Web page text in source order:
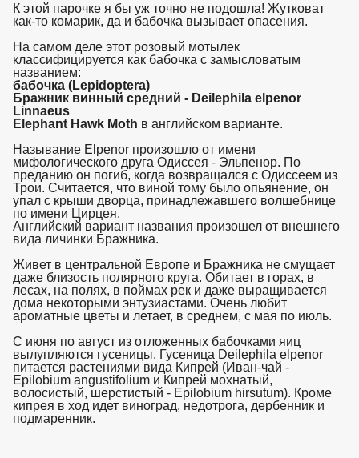
К этой парочке я бы уж точно не подошла! Жутковат
как-то комарик, да и бабочка вызывает опасения.
На самом деле этот розовый мотылек
классифицируется как бабочка с замысловатым
названием:
бабочка (Lepidoptera)
Бражник винный средний - Deilephila elpenor
Linnaeus
Elephant Hawk Moth в английском варианте.
Называние Elpenor произошло от имени
мифологического друга Одиссея - Эльпенор. По
преданию он погиб, когда возвращался с Одиссеем из
Трои. Считается, что виной тому было опьянение, он
упал с крыши дворца, принадлежавшего волшебнице
по имени Цирцея.
Английский вариант названия произошел от внешнего
вида личинки Бражника.
Живет в центральной Европе и Бражника не смущает
даже близость полярного круга. Обитает в горах, в
лесах, на полях, в поймах рек и даже выращивается
дома некоторыми энтузиастами. Очень любит
ароматные цветы и летает, в среднем, с мая по июль.
С июня по август из отложенных бабочками яиц
вылупляются гусеницы. Гусеница Deilephila elpenor
питается растениями вида Кипрей (Иван-чай -
Epilobium angustifolium и Кипрей мохнатый,
волосистый, шерстистый - Epilobium hirsutum). Кроме
кипрея в ход идет виноград, недотрога, дербенник и
подмаренник.